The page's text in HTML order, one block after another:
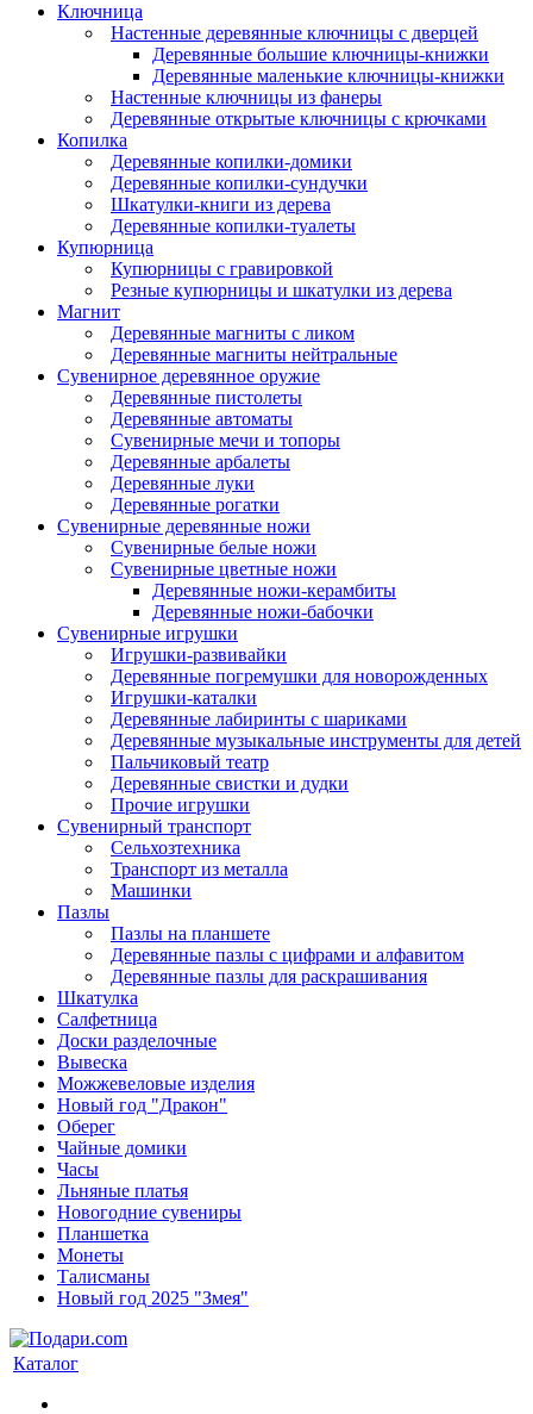
Ключница
Настенные деревянные ключницы с дверцей
Деревянные большие ключницы-книжки
Деревянные маленькие ключницы-книжки
Настенные ключницы из фанеры
Деревянные открытые ключницы с крючками
Копилка
Деревянные копилки-домики
Деревянные копилки-сундучки
Шкатулки-книги из дерева
Деревянные копилки-туалеты
Купюрница
Купюрницы с гравировкой
Резные купюрницы и шкатулки из дерева
Магнит
Деревянные магниты с ликом
Деревянные магниты нейтральные
Сувенирное деревянное оружие
Деревянные пистолеты
Деревянные автоматы
Сувенирные мечи и топоры
Деревянные арбалеты
Деревянные луки
Деревянные рогатки
Сувенирные деревянные ножи
Сувенирные белые ножи
Сувенирные цветные ножи
Деревянные ножи-керамбиты
Деревянные ножи-бабочки
Сувенирные игрушки
Игрушки-развивайки
Деревянные погремушки для новорожденных
Игрушки-каталки
Деревянные лабиринты с шариками
Деревянные музыкальные инструменты для детей
Пальчиковый театр
Деревянные свистки и дудки
Прочие игрушки
Сувенирный транспорт
Сельхозтехника
Транспорт из металла
Машинки
Пазлы
Пазлы на планшете
Деревянные пазлы с цифрами и алфавитом
Деревянные пазлы для раскрашивания
Шкатулка
Салфетница
Доски разделочные
Вывеска
Можжевеловые изделия
Новый год "Дракон"
Оберег
Чайные домики
Часы
Льняные платья
Новогодние сувениры
Планшетка
Монеты
Талисманы
Новый год 2025 "Змея"
Каталог